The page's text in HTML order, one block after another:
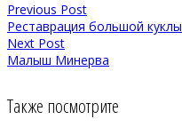
Previous Post
Реставрация большой куклы
Next Post
Малыш Минерва
Также посмотрите